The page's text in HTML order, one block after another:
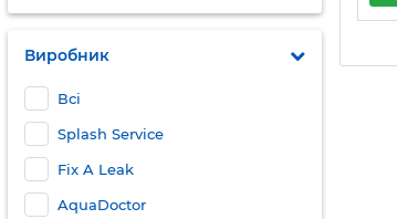
Виробник
Всі
Splash Service
Fix A Leak
AquaDoctor